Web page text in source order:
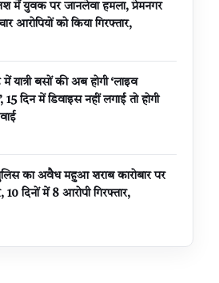
में युवक पर जानलेवा हमला, प्रेमनगर
आरोपियों को किया गिरफ्तार,
यात्री बसों की अब होगी ‘लाइव
15 दिन में डिवाइस नहीं लगाई तो होगी
पुलिस का अवैध महुआ शराब कारोबार पर
10 दिनों में 8 आरोपी गिरफ्तार,